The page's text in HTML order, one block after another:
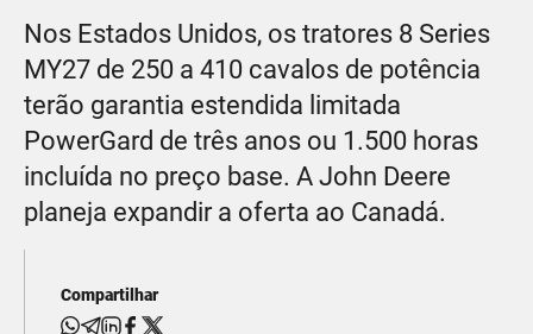
Nos Estados Unidos, os tratores 8 Series
MY27 de 250 a 410 cavalos de potência
terão garantia estendida limitada
PowerGard de três anos ou 1.500 horas
incluída no preço base. A John Deere
planeja expandir a oferta ao Canadá.
Compartilhar